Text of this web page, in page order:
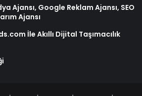
Ajansı, Google Reklam Ajansı, SEO
Ajansı
İle Akıllı Dijital Taşımacılık